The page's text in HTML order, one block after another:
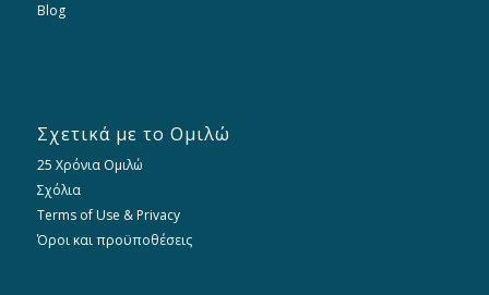
Blog
Σχετικά με το Ομιλώ
25 Χρόνια Ομιλώ
Σχόλια
Terms of Use & Privacy
Όροι και προϋποθέσεις